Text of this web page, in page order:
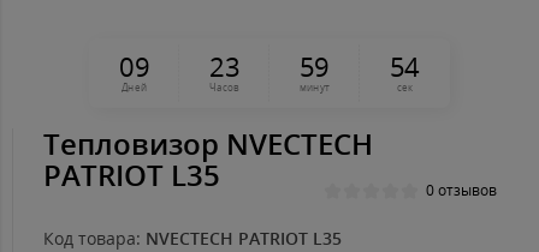
09
Дней
23
Часов
59
минут
54
сек
Тепловизор NVECTECH
PATRIOT L35 0 отзывов
Код товара: NVECTECH PATRIOT L35